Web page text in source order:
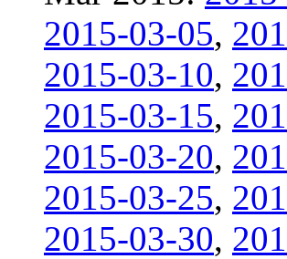
2015-03-05,
2015-03-10,
2015-03-15,
2015-03-20,
2015-03-25,
2015-03-30,